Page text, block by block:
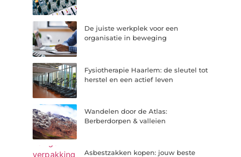
De juiste werkplek voor een
organisatie in beweging
Fysiotherapie Haarlem: de sleutel tot
herstel en een actief leven
Wandelen door de Atlas:
Berberdorpen & valleien
Asbestzakken kopen: jouw beste